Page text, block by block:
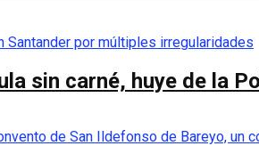
sin carné, huye de la